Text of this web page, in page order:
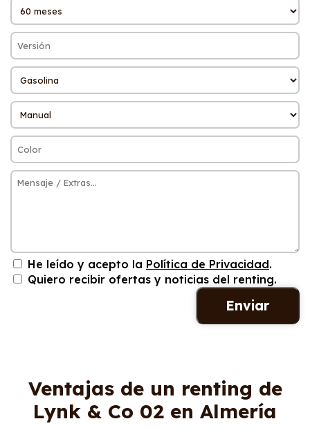
He leído y acepto la Política de Privacidad.
Quiero recibir ofertas y noticias del renting.
Ventajas de un renting de
Lynk & Co 02 en Almería